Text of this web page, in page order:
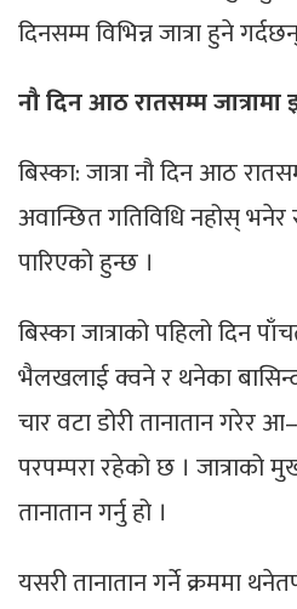
दिनसम्म विभिन्न जात्रा हुने
नौ दिन आठ रातसम्म
बिस्का: जात्रा नौ दिन आठ
अवान्छित गतिविधि नहोस् भनेर
पारिएको हुन्छ ।
बिस्का जात्राको पहिलो दिन
भैलखलाई क्वने र थनेका
चार वटा डोरी तानातान गरेर
परपम्परा रहेको छ ।
तानातान गर्नु हो ।
यसरी तानातान गर्ने क्रममा